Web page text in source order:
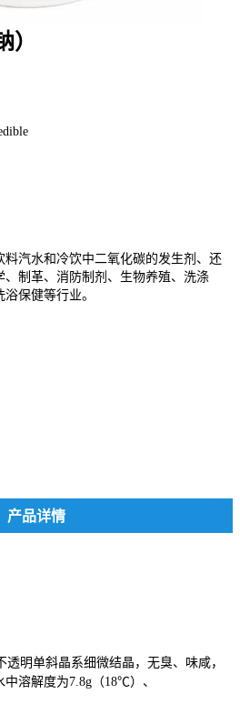
汽水和冷饮中二氧化碳的发生剂、还
、制革、消防制剂、生物养殖、洗涤
保健等行业。
产品详情
透明单斜晶系细微结晶，无臭、味咸，
溶解度为7.8g（18℃）、